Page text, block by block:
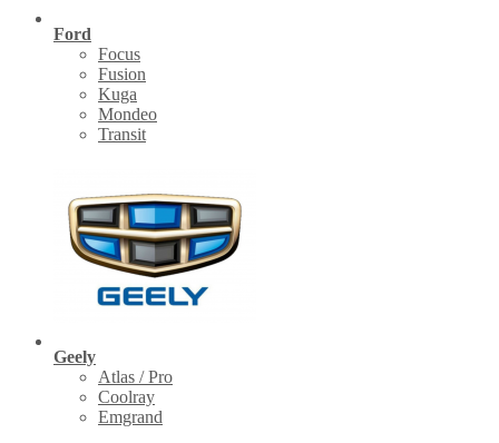
Ford
Focus
Fusion
Kuga
Mondeo
Transit
Geely
Atlas / Pro
Coolray
Emgrand